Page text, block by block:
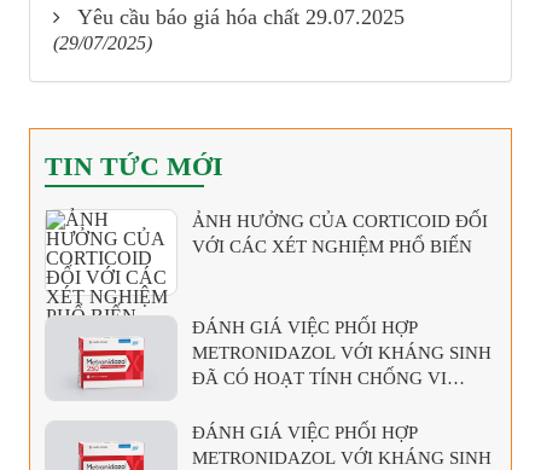
Yêu cầu báo giá hóa chất 29.07.2025
(29/07/2025)
TIN TỨC MỚI
ẢNH HƯỞNG CỦA CORTICOID ĐỐI
VỚI CÁC XÉT NGHIỆM PHỔ BIẾN
ĐÁNH GIÁ VIỆC PHỐI HỢP
METRONIDAZOL VỚI KHÁNG SINH
ĐÃ CÓ HOẠT TÍNH CHỐNG VI
ĐÁNH GIÁ VIỆC PHỐI HỢP
METRONIDAZOL VỚI KHÁNG SINH